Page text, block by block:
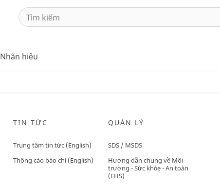
Nhãn hiệu
TIN TỨC
Trung tâm tin tức (English)
Thông cáo báo chí (English)
QUẢN LÝ
SDS / MSDS
Hướng dẫn chung về Môi
trường - Sức khỏe - An toàn
(EHS)